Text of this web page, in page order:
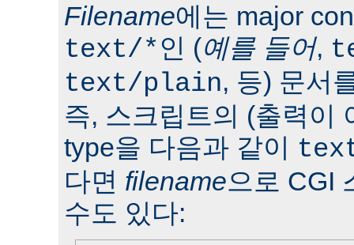
Filename에는 major
text/*인 (예를 들어,
text/plain, 등) 문서
즉, 스크립트의 (출력이
type을 다음과 같이
다면 filename으로 CGI
수도 있다: